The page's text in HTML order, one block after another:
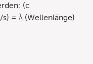
(c
= λ (Wellenlänge)